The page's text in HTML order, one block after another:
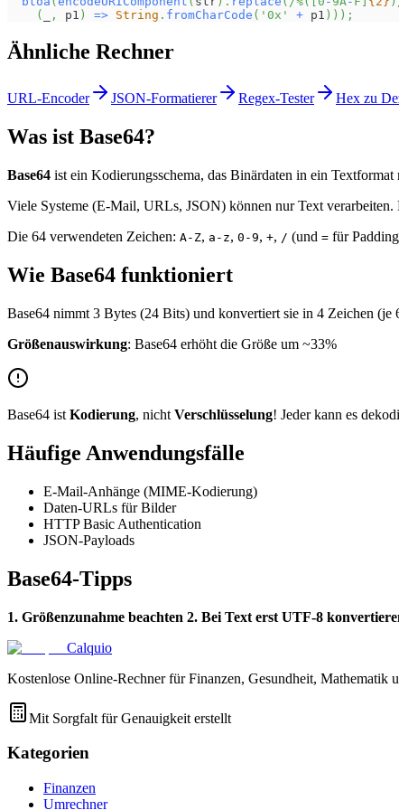
(
, p1 ) => String . fromCharCode ( '0x' + p1 ) ) ) ;
Ähnliche Rechner
URL-Encoder JSON-Formatierer Regex-Tester Hex zu
Was ist Base64?
Base64 ist ein Kodierungsschema, das Binärdaten in ein
Viele Systeme (E-Mail, URLs, JSON) können nur Text
Die 64 verwendeten Zeichen: A-Z, a-z, 0-9, +, / (und = für
Wie Base64 funktioniert
Base64 nimmt 3 Bytes (24 Bits) und konvertiert sie in 4 Zeichen (je
Größenauswirkung: Base64 erhöht die Größe um ~33%
Base64 ist Kodierung, nicht Verschlüsselung! Jeder kann es
Häufige Anwendungsfälle
E-Mail-Anhänge (MIME-Kodierung)
Daten-URLs für Bilder
HTTP Basic Authentication
JSON-Payloads
Base64-Tipps
1. Größenzunahme beachten 2. Bei Text erst UTF-8
Calquio
Kostenlose Online-Rechner für Finanzen, Gesundheit, Mathematik
Mit Sorgfalt für Genauigkeit erstellt
Kategorien
Finanzen
Umrechner